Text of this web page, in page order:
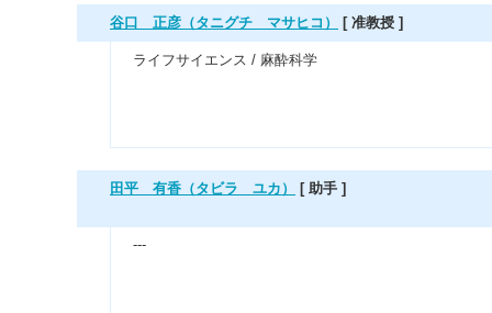
谷口 正彦（タニグチ マサヒコ） [ 准教授 ]
ライフサイエンス / 麻酔科学
田平 有香（タビラ ユカ） [ 助手 ]
---